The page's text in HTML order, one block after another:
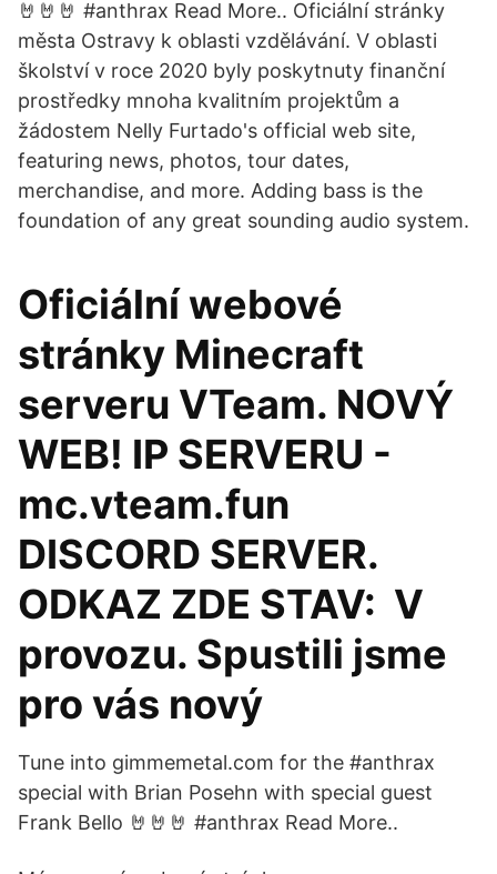
🤘🤘🤘 #anthrax Read More.. Oficiální stránky
města Ostravy k oblasti vzdělávání. V oblasti
školství v roce 2020 byly poskytnuty finanční
prostředky mnoha kvalitním projektům a
žádostem Nelly Furtado's official web site,
featuring news, photos, tour dates,
merchandise, and more. Adding bass is the
foundation of any great sounding audio system.
Oficiální webové
stránky Minecraft
serveru VTeam. NOVÝ
WEB! IP SERVERU -
mc.vteam.fun
DISCORD SERVER.
ODKAZ ZDE STAV: ️ V
provozu. Spustili jsme
pro vás nový
Tune into gimmemetal.com for the #anthrax
special with Brian Posehn with special guest
Frank Bello 🤘🤘🤘 #anthrax Read More..